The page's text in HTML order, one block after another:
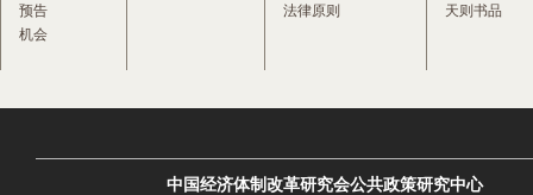
预告
机会
法律原则
天则书品
中国经济体制改革研究会公共政策研究中心